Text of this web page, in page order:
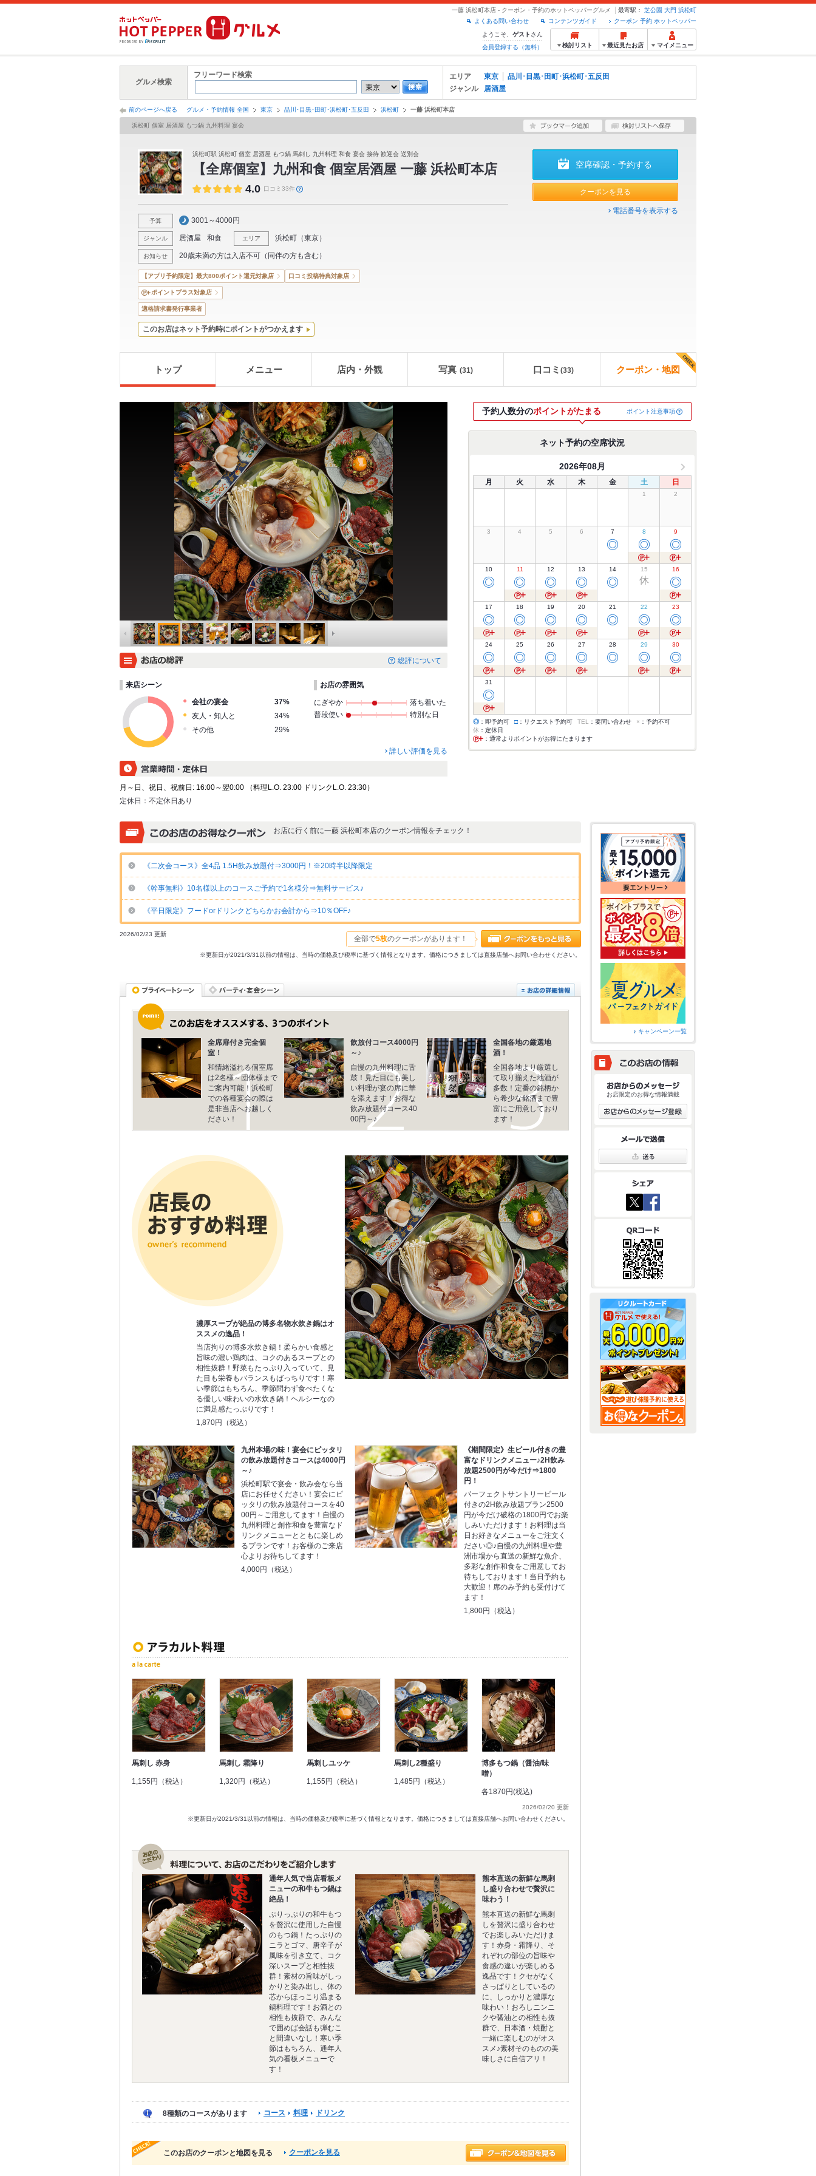
一藤 浜松町本店 - クーポン・予約のホットペッパーグルメ 最寄駅： 芝公園 大門 浜松町
クーポン 予約 ホットペッパー
コンテンツガイド
よくある問い合わせ
ようこそ、 ゲスト さん
会員登録する（無料）
検討リスト 最近見たお店 マイメニュー
グルメ検索
フリーワード検索 エリア 東京
品川･目黒･田町･浜松町･五反田
ジャンル
居酒屋
前のページへ戻る グルメ・予約情報 全国 東京 品川･目黒･田町･浜松町･五反田 浜松町 一藤 浜松町本店
浜松町 個室 居酒屋 もつ鍋 九州料理 宴会
浜松町駅 浜松町 個室 居酒屋 もつ鍋 馬刺し 九州料理 和食 宴会 接待 歓迎会 送別会
【全席個室】九州和食 個室居酒屋 一藤 浜松町本店
4.0 口コミ33件
予算 3001～4000円
ジャンル 居酒屋 和食 エリア 浜松町 （東京）
お知らせ 20歳未満の方は入店不可（同伴の方も含む）
空席確認・予約する
クーポンを見る
電話番号を表示する
【アプリ予約限定】最大800ポイント還元対象店 口コミ投稿特典対象店
ポイントプラス対象店
適格請求書発行事業者
このお店はネット予約時にポイントがつかえます
トップ メニュー 店内・外観 写真 (31) 口コミ (33) クーポン・地図
総評について
来店シーン
会社の宴会
37%
友人・知人と
34%
その他
29%
お店の雰囲気
にぎやか
落ち着いた
普段使い
特別な日
詳しい評価を見る
月～日、祝日、祝前日: 16:00～翌0:00 （料理L.O. 23:00 ドリンクL.O. 23:30）
定休日： 不定休日あり
予約人数分のポイントがたまる ポイント注意事項
ネット予約の空席状況
2026年08月
月 火 水 木 金 土 日
1 2
3 4 5 6 7
◎
8
◎
9
◎
10
◎
11
◎
12
◎
13
◎
14
◎
15
休
16
◎
17
◎
18
◎
19
◎
20
◎
21
◎
22
◎
23
◎
24
◎
25
◎
26
◎
27
◎
28
◎
29
◎
30
◎
31
◎
◎ ：即予約可 □ ：リクエスト予約可 TEL ：要問い合わせ × ：予約不可
休 ：定休日
：通常よりポイントがお得にたまります
お店に行く前に一藤 浜松町本店のクーポン情報をチェック！
《二次会コース》全4品 1.5H飲み放題付⇒3000円！※20時半以降限定
《幹事無料》10名様以上のコースご予約で1名様分⇒無料サービス♪
《平日限定》フードorドリンクどちらかお会計から⇒10％OFF♪
全部で5枚のクーポンがあります！
2026/02/23 更新
※更新日が2021/3/31以前の情報は、当時の価格及び税率に基づく情報となります。価格につきましては直接店舗へお問い合わせください。
全席扉付き完全個
室！
和情緒溢れる個室席
は2名様～団体様まで
ご案内可能！浜松町
での各種宴会の際は
是非当店へお越しく
ださい！
飲放付コース4000円
～♪
自慢の九州料理に舌
鼓！見た目にも美し
い料理が宴の席に華
を添えます！お得な
飲み放題付コース40
00円～♪
全国各地の厳選地
酒！
全国各地より厳選し
て取り揃えた地酒が
多数！定番の銘柄か
ら希少な銘酒まで豊
富にご用意しており
ます！
濃厚スープが絶品の博多名物水炊き鍋はオ
ススメの逸品！
当店拘りの博多水炊き鍋！柔らかい食感と
旨味の濃い鶏肉は、コクのあるスープとの
相性抜群！野菜もたっぷり入っていて、見
た目も栄養もバランスもばっちりです！寒
い季節はもちろん、季節問わず食べたくな
る優しい味わいの水炊き鍋！ヘルシーなの
に満足感たっぷりです！
1,870円（税込）
九州本場の味！宴会にピッタリ
の飲み放題付きコースは4000円
～♪
浜松町駅で宴会・飲み会なら当
店にお任せください！宴会にピ
ッタリの飲み放題付コースを40
00円～ご用意してます！自慢の
九州料理と創作和食を豊富なド
リンクメニューとともに楽しめ
るプランです！お客様のご来店
心よりお待ちしてます！
4,000円（税込）
《期間限定》生ビール付きの豊
富なドリンクメニュー♪2H飲み
放題2500円が今だけ⇒1800
円！
パーフェクトサントリービール
付きの2H飲み放題プラン2500
円が今だけ破格の1800円でお楽
しみいただけます！お料理は当
日お好きなメニューをご注文く
ださい◎♪自慢の九州料理や豊
洲市場から直送の新鮮な魚介、
多彩な創作和食をご用意してお
待ちしております！当日予約も
大歓迎！席のみ予約も受付けて
ます！
1,800円（税込）
馬刺し 赤身
1,155円（税込）
馬刺し 霜降り
1,320円（税込）
馬刺しユッケ
1,155円（税込）
馬刺し2種盛り
1,485円（税込）
博多もつ鍋（醤油/味
噌）
各1870円(税込)
2026/02/20 更新
※更新日が2021/3/31以前の情報は、当時の価格及び税率に基づく情報となります。価格につきましては直接店舗へお問い合わせください。
通年人気で当店看板メ
ニューの和牛もつ鍋は
絶品！
ぷりっぷりの和牛もつ
を贅沢に使用した自慢
のもつ鍋！たっぷりの
ニラとゴマ、唐辛子が
風味を引き立て、コク
深いスープと相性抜
群！素材の旨味がしっ
かりと染み出し、体の
芯からほっこり温まる
鍋料理です！お酒との
相性も抜群で、みんな
で囲めば会話も弾むこ
と間違いなし！寒い季
節はもちろん、通年人
気の看板メニューで
す！
熊本直送の新鮮な馬刺
し盛り合わせで贅沢に
味わう！
熊本直送の新鮮な馬刺
しを贅沢に盛り合わせ
でお楽しみいただけま
す！赤身・霜降り、そ
れぞれの部位の旨味や
食感の違いが楽しめる
逸品です！クセがなく
さっぱりとしているの
に、しっかりと濃厚な
味わい！おろしニンニ
クや醤油との相性も抜
群で、日本酒・焼酎と
一緒に楽しむのがオス
スメ♪素材そのものの美
味しさに自信アリ！
8種類のコースがあります コース 料理 ドリンク
このお店のクーポンと地図を見る クーポンを見る
キャンペーン一覧
お店限定のお得な情報満載